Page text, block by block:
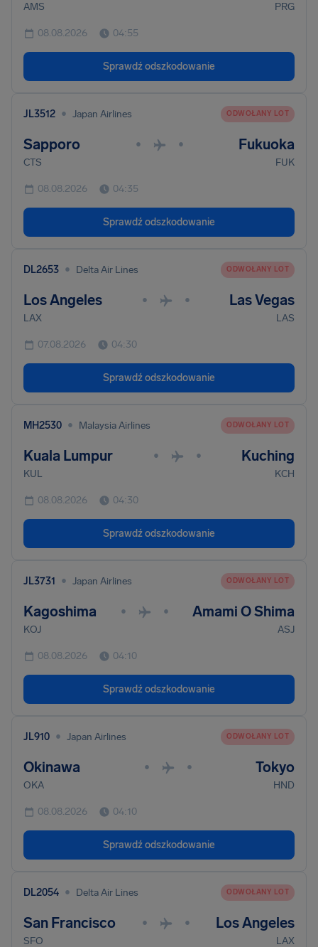
AMS PRG
08.08.2026 04:55
Sprawdź odszkodowanie
JL3512 • Japan Airlines ODWOŁANY LOT
Sapporo • • Fukuoka
CTS FUK
08.08.2026 04:35
Sprawdź odszkodowanie
DL2653 • Delta Air Lines ODWOŁANY LOT
Los Angeles • • Las Vegas
LAX LAS
07.08.2026 04:30
Sprawdź odszkodowanie
MH2530 • Malaysia Airlines ODWOŁANY LOT
Kuala Lumpur • • Kuching
KUL KCH
08.08.2026 04:30
Sprawdź odszkodowanie
JL3731 • Japan Airlines ODWOŁANY LOT
Kagoshima • • Amami O Shima
KOJ ASJ
08.08.2026 04:10
Sprawdź odszkodowanie
JL910 • Japan Airlines ODWOŁANY LOT
Okinawa • • Tokyo
OKA HND
08.08.2026 04:10
Sprawdź odszkodowanie
DL2054 • Delta Air Lines ODWOŁANY LOT
San Francisco • • Los Angeles
SFO LAX